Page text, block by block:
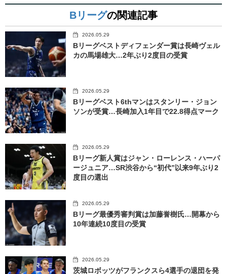
Bリーグの関連記事
2026.05.29
Bリーグベストディフェンダー賞は長崎ヴェル
カの馬場雄大…2年ぶり2度目の受賞
2026.05.29
Bリーグベスト6thマンはスタンリー・ジョン
ソンが受賞…長崎加入1年目で22.8得点マーク
2026.05.29
Bリーグ新人賞はジャン・ローレンス・ハーパ
ージュニア…SR渋谷から“初代”以来9年ぶり2
度目の選出
2026.05.29
Bリーグ最優秀審判賞は加藤誉樹氏…開幕から
10年連続10度目の受賞
2026.05.29
茨城ロボッツがフランクスら4選手の退団を発